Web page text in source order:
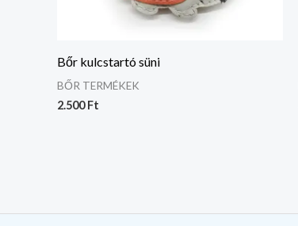
Bőr kulcstartó süni
BŐR TERMÉKEK
2.500Ft